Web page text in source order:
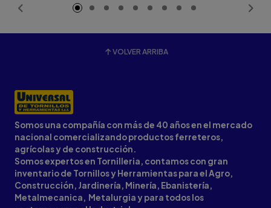
VOLVER ARRIBA
Somos una compañía con más de 40 años en el mercado
nacional comercializando productos ferreteros,
agrícolas y de construcción.
Somos expertos en Tornilleria, contamos con gran
inventario de Tornillos y Herramientas para el Agro,
Construcción, Jardinería, Minería, Ebanistería,
Metalmecanica, Metalurgia y para todos los